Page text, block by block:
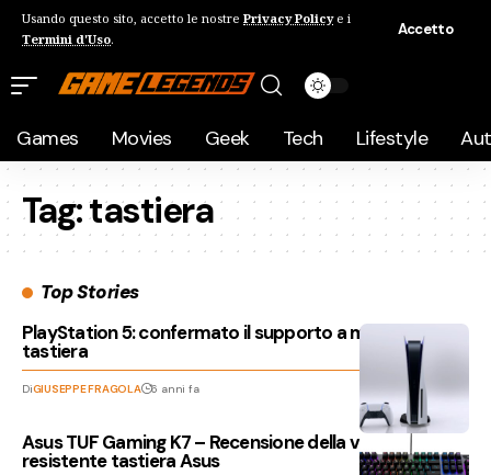
Usando questo sito, accetto le nostre Privacy Policye i
Termini d'Uso.
Accetto
Games Movies Geek Tech Lifestyle
Tag:tastiera
Top Stories
PlayStation 5: confermato il supporto a mouse e
tastiera
DiGIUSEPPE FRAGOLA 6 anni fa
Asus TUF Gaming K7 – Recensione della veloce e
resistente tastiera Asus